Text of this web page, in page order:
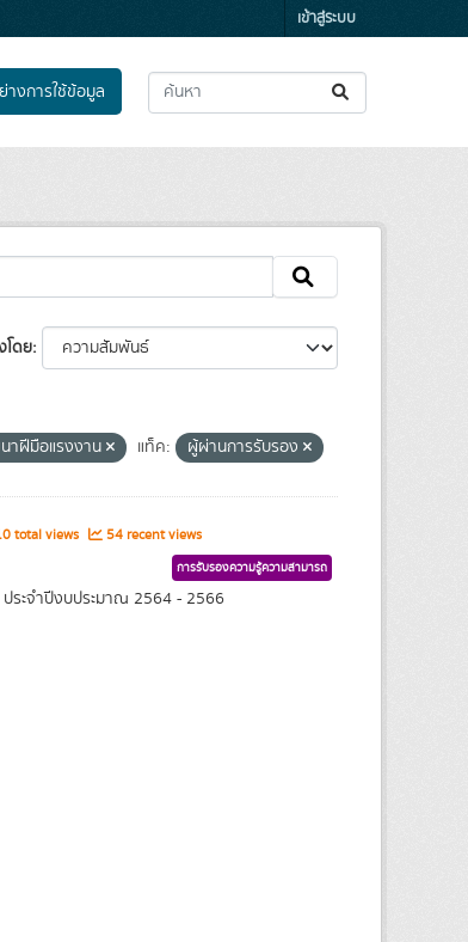
เข้าสู่ระบบ
างการใช้ข้อมูล
โดย
ฝีมือแรงงาน แท็ค: ผู้ผ่านการรับรอง
total views 54 recent views
การรับรองความรู้ความสามารถ
ระจำปีงบประมาณ 2564 - 2566